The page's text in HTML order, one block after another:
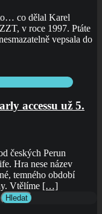
co dělal Karel
v roce 1997. Ptáte
vepsala do
accessu už 5.
českých Perun
Hra nese název
temného období
Vtělíme […]